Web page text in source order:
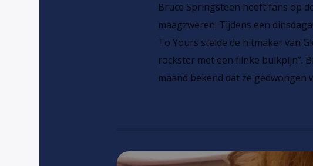
Bruce Springsteen heeft fans op
maagzweren. Tijdens een
To Yours stelde de hitmaker van
rockster met een flinke buikpijn”.
maand bekend dat ze